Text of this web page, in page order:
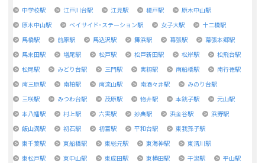
中学校駅
江戸川台駅 江見駅 榎戸駅
原木中山駅
原木中山駅
ベイサイド･ステーション駅 女子大駅
十二橋駅
馬橋駅
前原駅 馬込沢駅 舞浜駅 幕張駅
幕張本郷駅
馬来田駅
増尾駅 松戸駅 松戸新田駅 松岸駅
松飛台駅
松尾駅
みどり台駅 三門駅 実籾駅 南船橋駅
南行徳駅
南三原駅
南柏駅 南流山駅 南酒々井駅
みのり台駅
三咲駅
みつわ台駅 茂原駅 物井駅 本銚子駅
元山駅
本八幡駅
村上駅 六実駅 妙典駅 浜金谷駅
浜野駅
飯山満駅
初石駅 初富駅 平和台駅
東我孫子駅
東千葉駅
東船橋駅 東総元駅 東海神駅
東清川駅
東松戸駅
東中山駅 東成田駅 東横田駅 干潟駅
平山駅